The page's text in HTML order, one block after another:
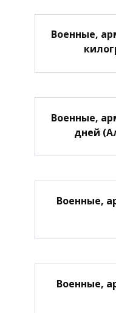
Военные,
Военные,
дней
Военные,
Военные,